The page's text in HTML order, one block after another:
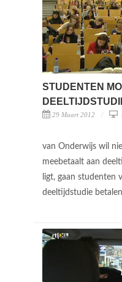
STUDENTEN
29 Maart 2012
van Onderwijs wil
meebetaalt aan
ligt, gaan studenten
deeltijdstudie